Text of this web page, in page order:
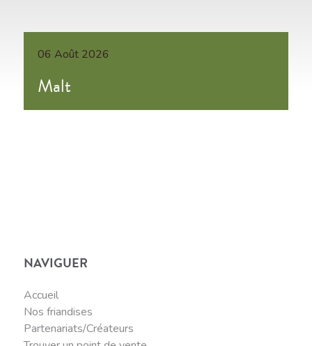
06 Août 2026
Malt
NAVIGUER
Accueil
Nos friandises
Partenariats/Créateurs